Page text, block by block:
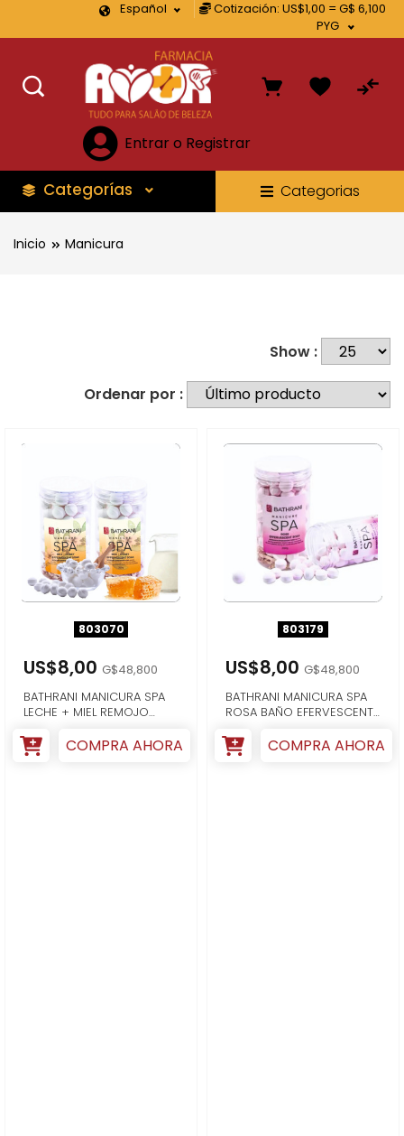
Español
Cotización: US$1,00 = G$ 6,100
PYG
Entrar o Registrar
Categorías Categorias
Inicio Manicura
Show :
Ordenar por :
803070
US$8,00 G$48,800
BATHRANI MANICURA SPA
LECHE + MIEL REMOJO
COMPRA AHORA
803179
US$8,00 G$48,800
BATHRANI MANICURA SPA
ROSA BAÑO EFERVESCENTE
COMPRA AHORA